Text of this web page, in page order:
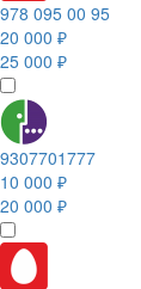
978 095 00 95
20 000 ₽
25 000 ₽
9307701777
10 000 ₽
20 000 ₽